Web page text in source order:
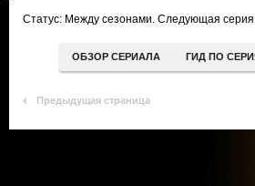
Статус: Между сезонами. Следующая
ОБЗОР СЕРИАЛА ГИД ПО
Предыдущая страница